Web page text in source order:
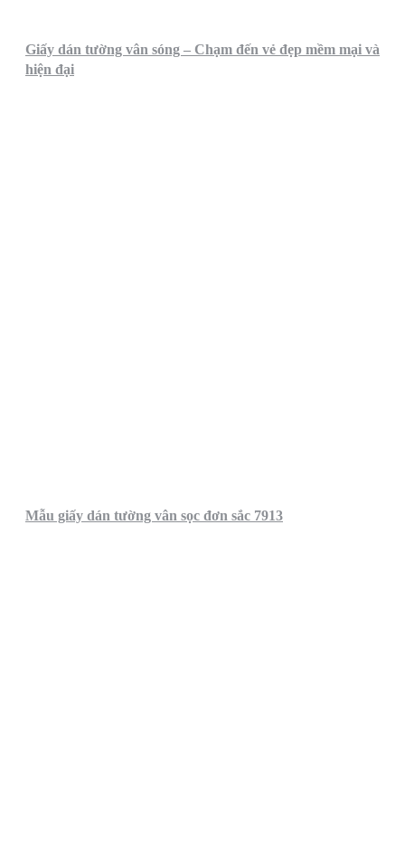
Giấy dán tường vân sóng – Chạm đến vẻ đẹp mềm mại và
hiện đại
Mẫu giấy dán tường vân sọc đơn sắc 7913